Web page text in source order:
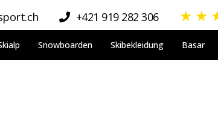
+421 919 282 306 ★ ★
Snowboarden Skibekleidung Basar